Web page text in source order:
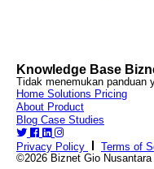
Knowledge Base
Tidak menemukan panduan
Home Solutions Pricing
About Product
Blog Case Studies
Privacy Policy
Terms of
©2026 Biznet Gio Nusantara